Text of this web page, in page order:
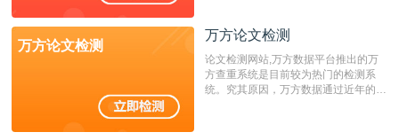
万方论文检测
万方论文检测
论文检测网站,万方数据平台推出的万
方查重系统是目前较为热门的检测系
统。究其原因，万方数据通过近年的发